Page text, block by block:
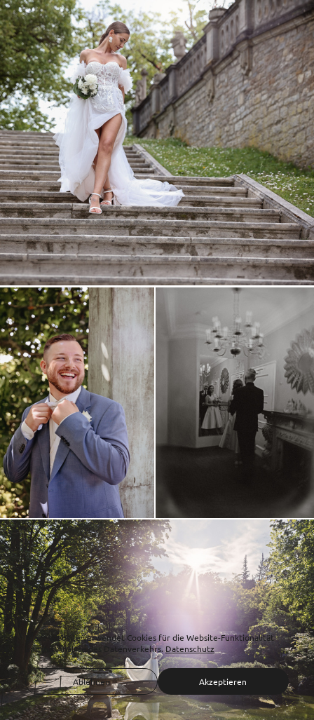
Diese Website verwendet Cookies für die Website-Funktionalität
und zur Analyse des Datenverkehrs. Datenschutz
Ablehnen Akzeptieren